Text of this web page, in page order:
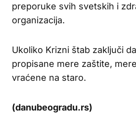
preporuke svih svetskih i
organizacija.
Ukoliko Krizni štab zaključi
propisane mere zaštite,
vraćene na staro.
(danubeogradu.rs)